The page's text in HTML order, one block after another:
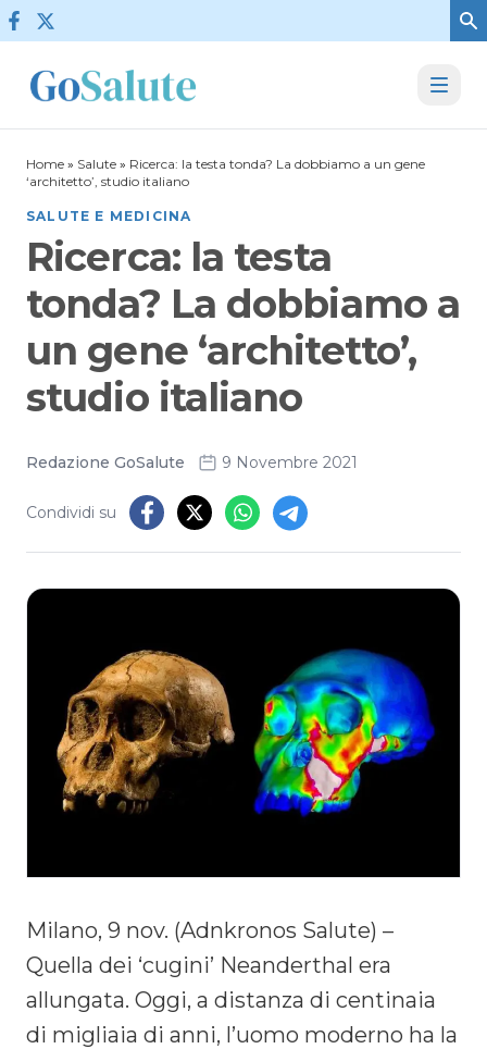
Vai al contenuto
Home » Salute » Ricerca: la testa tonda? La dobbiamo a un gene
‘architetto’, studio italiano
SALUTE E MEDICINA
Ricerca: la testa
tonda? La dobbiamo a
un gene ‘architetto’,
studio italiano
Redazione GoSalute 9 Novembre 2021
Condividi su
Milano, 9 nov. (Adnkronos Salute) –
Quella dei ‘cugini’ Neanderthal era
allungata. Oggi, a distanza di centinaia
di migliaia di anni, l’uomo moderno ha la